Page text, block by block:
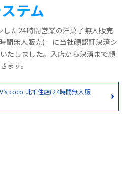
テム
た24時間営業の洋菓子無人販売
間無人販売)」に当社顔認証決済シ
たしました。入店から決済まで顔
ます。
coco 北千住店(24時間無人販